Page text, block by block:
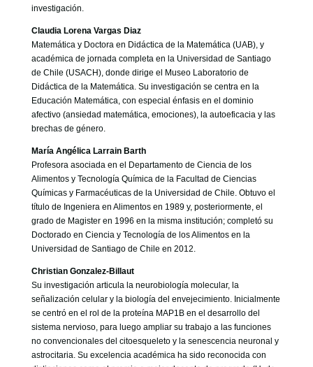
investigación.
Claudia Lorena Vargas Diaz
Matemática y Doctora en Didáctica de la Matemática (UAB), y
académica de jornada completa en la Universidad de Santiago
de Chile (USACH), donde dirige el Museo Laboratorio de
Didáctica de la Matemática. Su investigación se centra en la
Educación Matemática, con especial énfasis en el dominio
afectivo (ansiedad matemática, emociones), la autoeficacia y las
brechas de género.
María Angélica Larrain Barth
Profesora asociada en el Departamento de Ciencia de los
Alimentos y Tecnología Química de la Facultad de Ciencias
Químicas y Farmacéuticas de la Universidad de Chile. Obtuvo el
título de Ingeniera en Alimentos en 1989 y, posteriormente, el
grado de Magister en 1996 en la misma institución; completó su
Doctorado en Ciencia y Tecnología de los Alimentos en la
Universidad de Santiago de Chile en 2012.
Christian Gonzalez-Billaut
Su investigación articula la neurobiología molecular, la
señalización celular y la biología del envejecimiento. Inicialmente
se centró en el rol de la proteína MAP1B en el desarrollo del
sistema nervioso, para luego ampliar su trabajo a las funciones
no convencionales del citoesqueleto y la senescencia neuronal y
astrocitaria. Su excelencia académica ha sido reconocida con